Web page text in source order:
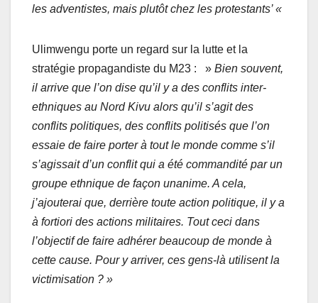
les adventistes, mais plutôt chez les protestants’ «
Ulimwengu porte un regard sur la lutte et la
stratégie propagandiste du M23 : » Bien souvent,
il arrive que l’on dise qu’il y a des conflits inter-
ethniques au Nord Kivu alors qu’il s’agit des
conflits politiques, des conflits politisés que l’on
essaie de faire porter à tout le monde comme s’il
s’agissait d’un conflit qui a été commandité par un
groupe ethnique de façon unanime. A cela,
j’ajouterai que, derrière toute action politique, il y a
à fortiori des actions militaires. Tout ceci dans
l’objectif de faire adhérer beaucoup de monde à
cette cause. Pour y arriver, ces gens-là utilisent la
victimisation ? »